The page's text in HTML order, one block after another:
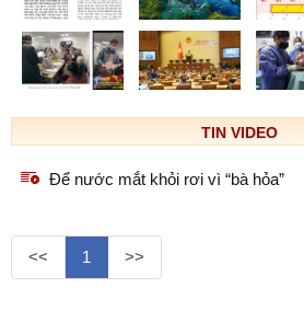
TIN VIDEO
Để nước mắt khỏi rơi vì “bà hỏa”
<< 1 >>